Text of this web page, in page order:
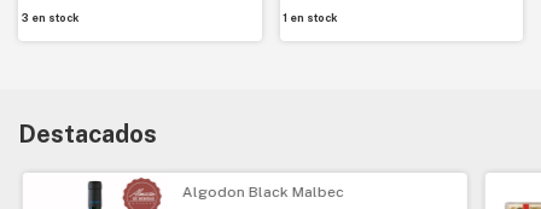
3 en stock 1 en stock
Destacados
Algodon Black Malbec